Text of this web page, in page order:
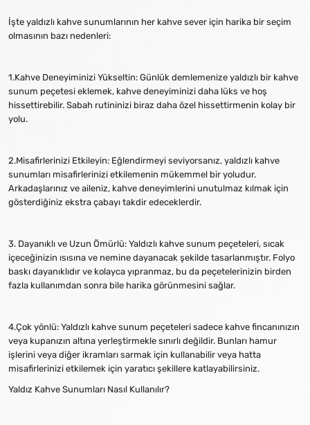
İşte yaldızlı kahve sunumlarının her kahve sever için harika bir seçim
olmasının bazı nedenleri:
1.Kahve Deneyiminizi Yükseltin: Günlük demlemenize yaldızlı bir kahve
sunum peçetesi eklemek, kahve deneyiminizi daha lüks ve hoş
hissettirebilir. Sabah rutininizi biraz daha özel hissettirmenin kolay bir
yolu.
2.Misafirlerinizi Etkileyin: Eğlendirmeyi seviyorsanız, yaldızlı kahve
sunumları misafirlerinizi etkilemenin mükemmel bir yoludur.
Arkadaşlarınız ve aileniz, kahve deneyimlerini unutulmaz kılmak için
gösterdiğiniz ekstra çabayı takdir edeceklerdir.
3. Dayanıklı ve Uzun Ömürlü: Yaldızlı kahve sunum peçeteleri, sıcak
içeceğinizin ısısına ve nemine dayanacak şekilde tasarlanmıştır. Folyo
baskı dayanıklıdır ve kolayca yıpranmaz, bu da peçetelerinizin birden
fazla kullanımdan sonra bile harika görünmesini sağlar.
4.Çok yönlü: Yaldızlı kahve sunum peçeteleri sadece kahve fincanınızın
veya kupanızın altına yerleştirmekle sınırlı değildir. Bunları hamur
işlerini veya diğer ikramları sarmak için kullanabilir veya hatta
misafirlerinizi etkilemek için yaratıcı şekillere katlayabilirsiniz.
Yaldız Kahve Sunumları Nasıl Kullanılır?